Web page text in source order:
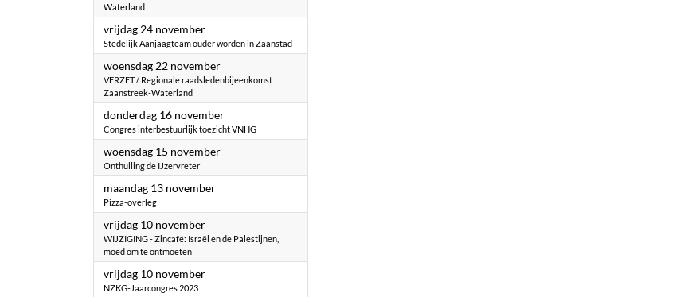
Waterland
vrijdag 24 november2023
Stedelijk Aanjaagteam ouder worden in Zaanstad
woensdag 22 november2023
VERZET / Regionale raadsledenbijeenkomst
Zaanstreek-Waterland
donderdag 16 november2023
Congres interbestuurlijk toezicht VNHG
woensdag 15 november2023
Onthulling de IJzervreter
maandag 13 november2023
Pizza-overleg
vrijdag 10 november2023
WIJZIGING - Zincafé: Israël en de Palestijnen,
moed om te ontmoeten
vrijdag 10 november2023
NZKG-Jaarcongres 2023